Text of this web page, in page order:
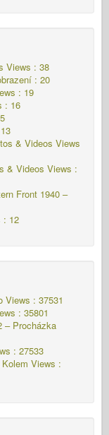
Views : 38
: 20
: 19
: 16
& Videos Views
& Videos Views :
Front 1940 –
: 12
Views : 37531
: 35801
– Procházka
: 27533
Views :